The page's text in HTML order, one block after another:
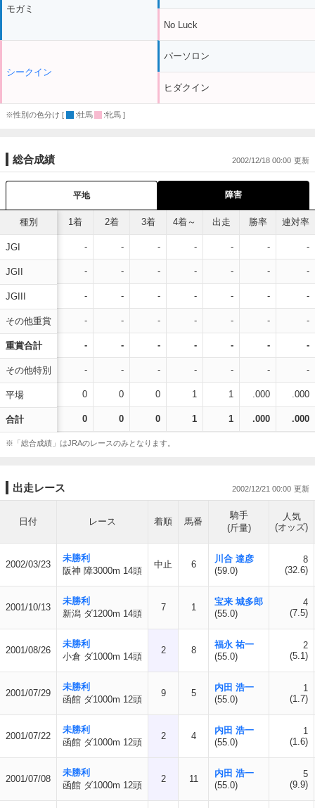
モガミ
シークイン
No Luck
パーソロン
ヒダクイン
※性別の色分け [ :牡馬 :牝馬 ]
総合成績 2002/12/18 00:00
平地 障害
種別
JGI
JGII
JGIII
その他重賞
重賞合計
その他特別
平場
合計
1着 2着 3着 4着～ 出走 勝率 連対率
- - - - - - -
- - - - - - -
- - - - - - -
- - - - - - -
- - - - - - -
- - - - - - -
0 0 0 1 1 .000 .000
0 0 0 1 1 .000 .000
※「総合成績」はJRAのレースのみとなります。
出走レース 2002/12/21 00:00
日付 レース 着順 馬番
騎手
(斤量)
人気
(オッズ)
2002/03/23
未勝利
阪神 障3000m 14頭
中止 6
川合 達彦
(59.0)
8
(32.6)
2001/10/13
未勝利
新潟 ダ1200m 14頭
7 1
宝来 城多郎
(55.0)
4
(7.5)
2001/08/26
未勝利
小倉 ダ1000m 14頭
2 8
福永 祐一
(55.0)
2
(5.1)
2001/07/29
未勝利
函館 ダ1000m 12頭
9 5
内田 浩一
(55.0)
1
(1.7)
2001/07/22
未勝利
函館 ダ1000m 12頭
2 4
内田 浩一
(55.0)
1
(1.6)
2001/07/08
未勝利
函館 ダ1000m 12頭
2 11
内田 浩一
(55.0)
5
(9.9)